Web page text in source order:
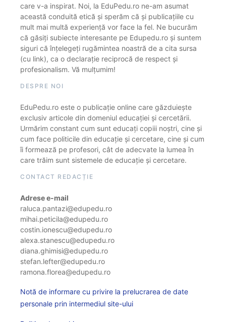
care v-a inspirat. Noi, la EduPedu.ro ne-am asumat
această conduită etică și sperăm că și publicațiile cu
mult mai multă experiență vor face la fel. Ne bucurăm
că găsiți subiecte interesante pe Edupedu.ro și suntem
siguri că înțelegeți rugămintea noastră de a cita sursa
(cu link), ca o declarație reciprocă de respect și
profesionalism. Vă mulțumim!
DESPRE NOI
EduPedu.ro este o publicație online care găzduiește
exclusiv articole din domeniul educației și cercetării.
Urmărim constant cum sunt educați copiii noștri, cine și
cum face politicile din educație și cercetare, cine și cum
îi formează pe profesori, cât de adecvate la lumea în
care trăim sunt sistemele de educație și cercetare.
CONTACT REDACȚIE
Adrese e-mail
raluca.pantazi@edupedu.ro
mihai.peticila@edupedu.ro
costin.ionescu@edupedu.ro
alexa.stanescu@edupedu.ro
diana.ghimisi@edupedu.ro
stefan.lefter@edupedu.ro
ramona.florea@edupedu.ro
Notă de informare cu privire la prelucrarea de date
personale prin intermediul site-ului